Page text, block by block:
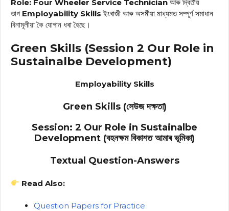
Role: Four Wheeler Service Technician আৰু দ্বিতীয়
ভাগ Employability Skills ইংৰাজী আৰু অসমীয়া মাধ্যমত সম্পূৰ্ণ সমাধান
বিনামূলীয়া কৈ যোগান ধৰা হৈছে।
Green Skills (Session 2 Our Role in
Sustainalbe Development)
Employability Skills
Green Skills (সেউজ দক্ষতা)
Session: 2 Our Role in Sustainalbe
Development (বহনক্ষম বিকাশত আমাৰ ভূমিকা)
Textual Question-Answers
Read Also:
Question Papers for Practice